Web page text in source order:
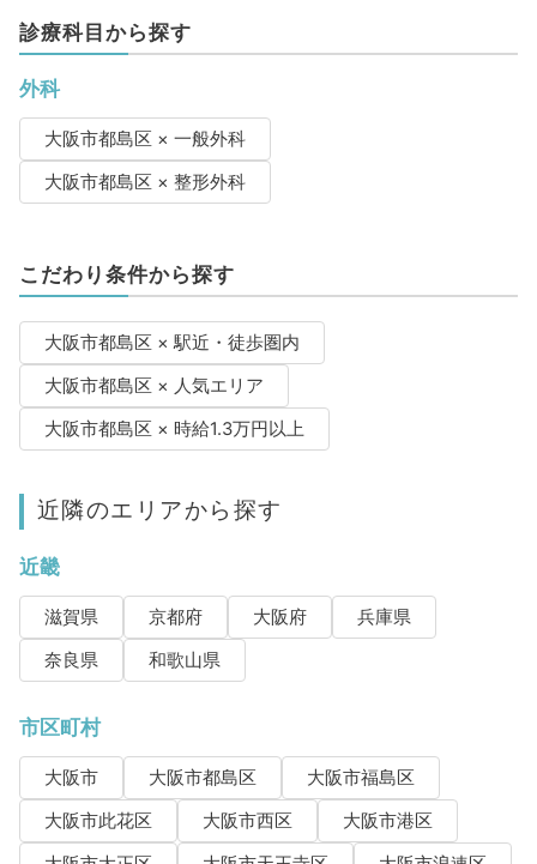
診療科目から探す
外科
大阪市都島区 × 一般外科
大阪市都島区 × 整形外科
こだわり条件から探す
大阪市都島区 × 駅近・徒歩圏内
大阪市都島区 × 人気エリア
大阪市都島区 × 時給1.3万円以上
近隣のエリアから探す
近畿
滋賀県 京都府 大阪府
兵庫県
奈良県
和歌山県
市区町村
大阪市 大阪市都島区
大阪市福島区
大阪市此花区
大阪市西区
大阪市港区